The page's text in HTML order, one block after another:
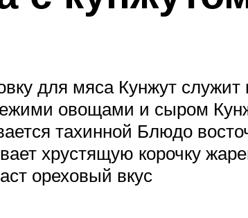
для мяса Кунжут служит
овощами и сыром
тахинной Блюдо
хрустящую корочку
ореховый вкус